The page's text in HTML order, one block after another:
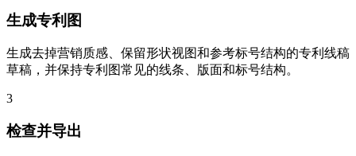
生成专利图
生成去掉营销质感、保留形状视图和参考标号结构的专利线稿
草稿，并保持专利图常见的线条、版面和标号结构。
3
检查并导出